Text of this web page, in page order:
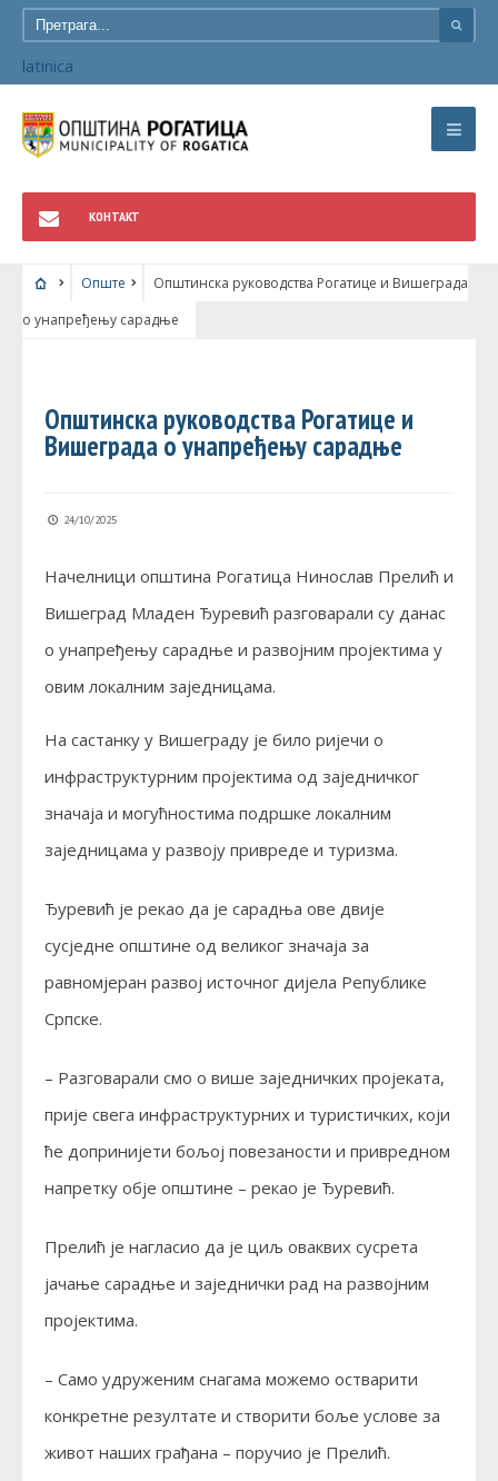
latinica
КОНТАКТ
Опште
Општинска руководства Рогатице и Вишеграда
о унапређењу сарадње
Општинска руководства Рогатице и
Вишеграда о унапређењу сарадње
24/10/2025
Начелници општина Рогатица Нинослав Прелић и
Вишеград Младен Ђуревић разговарали су данас
о унапређењу сарадње и развојним пројектима у
овим локалним заједницама.
На састанку у Вишеграду је било ријечи о
инфраструктурним пројектима од заједничког
значаја и могућностима подршке локалним
заједницама у развоју привреде и туризма.
Ђуревић је рекао да је сарадња ове двије
сусједне општине од великог значаја за
равномјеран развој источног дијела Републике
Српске.
– Разговарали смо о више заједничких пројеката,
прије свега инфраструктурних и туристичких, који
ће допринијети бољој повезаности и привредном
напретку обје општине – рекао је Ђуревић.
Прелић је нагласио да је циљ оваквих сусрета
јачање сарадње и заједнички рад на развојним
пројектима.
– Само удруженим снагама можемо остварити
конкретне резултате и створити боље услове за
живот наших грађана – поручио је Прелић.